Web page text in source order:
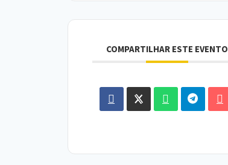
COMPARTILHAR ESTE EVENTO